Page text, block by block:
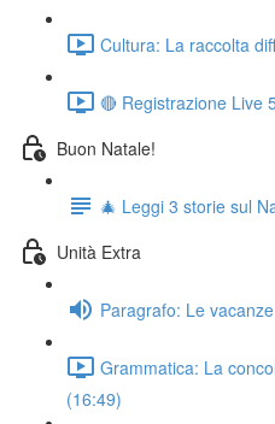
Cultura: La raccolta
🔴 Registrazione Live
Buon Natale!
🎄 Leggi 3 storie sul
Unità Extra
Paragrafo: Le
Grammatica: La
(16:49)